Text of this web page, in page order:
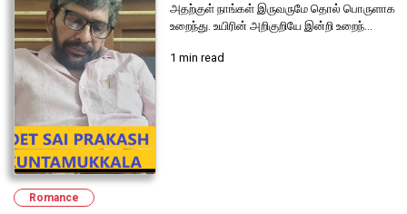
அதற்குள் நாங்கள் இருவருமே தொல் பொருளாக
உறைந்து. உயிரின் அறிகுறியே இன்றி உறைந்...
1 min read
Romance